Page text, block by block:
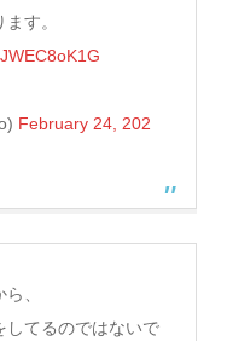
す。
February 24, 202
、
してるのではないで